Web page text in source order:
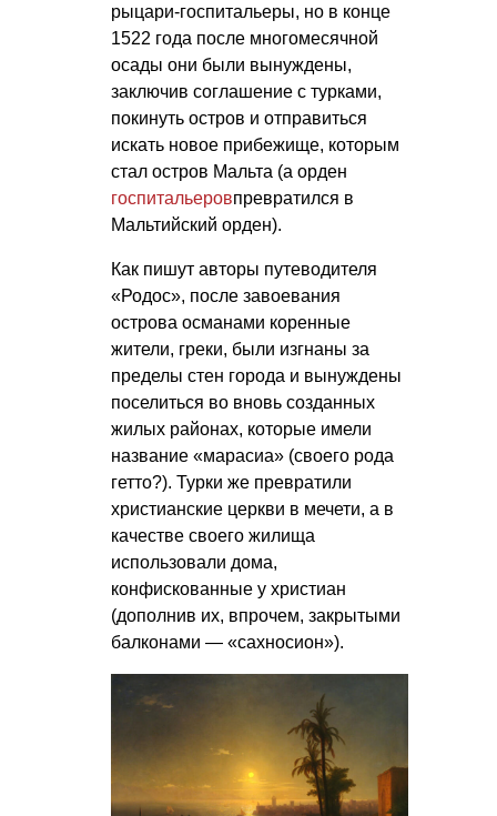
рыцари-госпитальеры, но в конце
1522 года после многомесячной
осады они были вынуждены,
заключив соглашение с турками,
покинуть остров и отправиться
искать новое прибежище, которым
стал остров Мальта (а орден
госпитальеровпревратился в
Мальтийский орден).
Как пишут авторы путеводителя
«Родос», после завоевания
острова османами коренные
жители, греки, были изгнаны за
пределы стен города и вынуждены
поселиться во вновь созданных
жилых районах, которые имели
название «марасиа» (своего рода
гетто?). Турки же превратили
христианские церкви в мечети, а в
качестве своего жилища
использовали дома,
конфискованные у христиан
(дополнив их, впрочем, закрытыми
балконами — «сахносион»).